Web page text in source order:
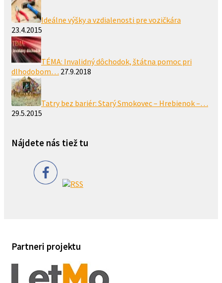
Ideálne výšky a vzdialenosti pre vozičkára
23.4.2015
TÉMA: Invalidný dôchodok, štátna pomoc pri
dlhodobom… 27.9.2018
Tatry bez bariér: Starý Smokovec – Hrebienok –…
29.5.2015
Nájdete nás tiež tu
Partneri projektu